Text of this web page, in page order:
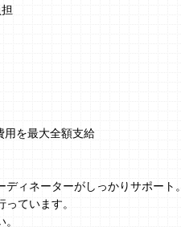
用を最大全額支給
ィネーターがしっかりサポート。
ています。